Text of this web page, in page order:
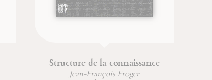
Structure de la connaissance
Jean-François Froger